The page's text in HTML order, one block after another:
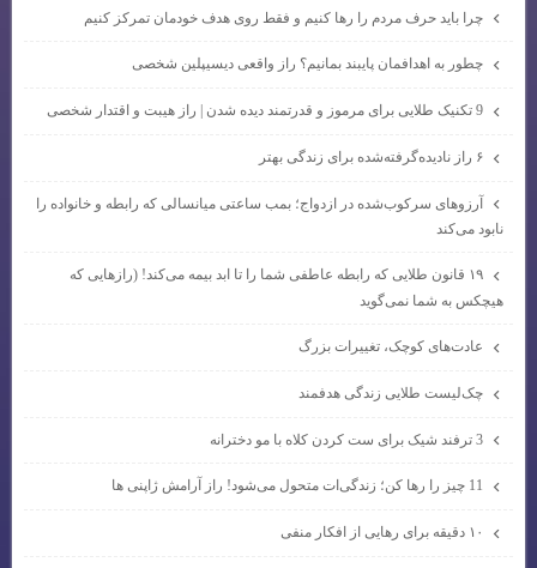
چرا باید حرف مردم را رها کنیم و فقط روی هدف خودمان تمرکز کنیم
چطور به اهدافمان پایبند بمانیم؟ راز واقعی دیسیپلین شخصی
9 تکنیک طلایی برای مرموز و قدرتمند دیده شدن | راز هیبت و اقتدار شخصی
۶ راز نادیده‌گرفته‌شده برای زندگی بهتر
آرزوهای سرکوب‌شده در ازدواج؛ بمب ساعتی میانسالی که رابطه و خانواده را
نابود می‌کند
۱۹ قانون طلایی که رابطه عاطفی شما را تا ابد بیمه می‌کند! (رازهایی که
هیچکس به شما نمی‌گوید
عادت‌های کوچک، تغییرات بزرگ
چک‌لیست طلایی زندگی هدفمند
3 ترفند شیک برای ست کردن کلاه با مو دخترانه
11 چیز را رها کن؛ زندگی‌ات متحول می‌شود! راز آرامش ژاپنی ها
۱۰ دقیقه برای رهایی از افکار منفی